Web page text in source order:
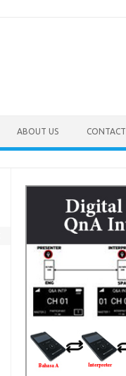
ABOUT US CONTACT